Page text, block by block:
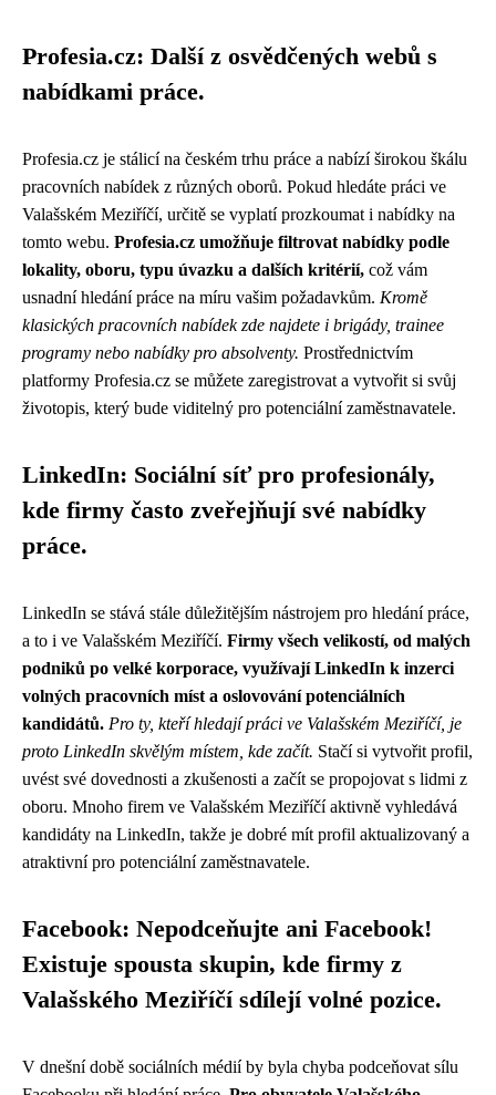
Profesia.cz: Další z osvědčených webů s
nabídkami práce.
Profesia.cz je stálicí na českém trhu práce a nabízí širokou škálu
pracovních nabídek z různých oborů. Pokud hledáte práci ve
Valašském Meziříčí, určitě se vyplatí prozkoumat i nabídky na
tomto webu. Profesia.cz umožňuje filtrovat nabídky podle
lokality, oboru, typu úvazku a dalších kritérií, což vám
usnadní hledání práce na míru vašim požadavkům. Kromě
klasických pracovních nabídek zde najdete i brigády, trainee
programy nebo nabídky pro absolventy. Prostřednictvím
platformy Profesia.cz se můžete zaregistrovat a vytvořit si svůj
životopis, který bude viditelný pro potenciální zaměstnavatele.
LinkedIn: Sociální síť pro profesionály,
kde firmy často zveřejňují své nabídky
práce.
LinkedIn se stává stále důležitějším nástrojem pro hledání práce,
a to i ve Valašském Meziříčí. Firmy všech velikostí, od malých
podniků po velké korporace, využívají LinkedIn k inzerci
volných pracovních míst a oslovování potenciálních
kandidátů. Pro ty, kteří hledají práci ve Valašském Meziříčí, je
proto LinkedIn skvělým místem, kde začít. Stačí si vytvořit profil,
uvést své dovednosti a zkušenosti a začít se propojovat s lidmi z
oboru. Mnoho firem ve Valašském Meziříčí aktivně vyhledává
kandidáty na LinkedIn, takže je dobré mít profil aktualizovaný a
atraktivní pro potenciální zaměstnavatele.
Facebook: Nepodceňujte ani Facebook!
Existuje spousta skupin, kde firmy z
Valašského Meziříčí sdílejí volné pozice.
V dnešní době sociálních médií by byla chyba podceňovat sílu